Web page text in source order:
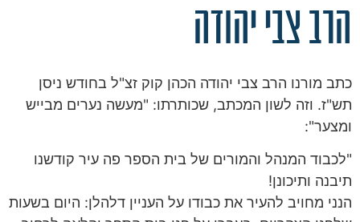
הרב צבי יהודה
כתב מורנו הרב צבי יהודה הכהן קוק זצ"ל בחודש ניסן
תש"ז. וזה לשון המכתב, שכותרתו: "מעשה נערים מבייש
ומצער":
"לכבוד המנהל והמורים של בית הספר פה עיר קודשנו
תיבנה ותיכונן!
הנני מחויב להעיר את כבודו על העניין דלהלן: היום בשעות